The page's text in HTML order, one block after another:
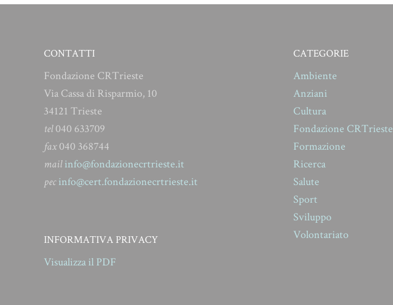
CONTATTI
Fondazione CRTrieste
Via Cassa di Risparmio, 10
34121 Trieste
tel040 633709
fax040 368744
mail info@fondazionecrtrieste.it
pec info@cert.fondazionecrtrieste.it
INFORMATIVA PRIVACY
Visualizza il PDF
CATEGORIE
Ambiente
Anziani
Cultura
Fondazione CRTrieste
Formazione
Ricerca
Salute
Sport
Sviluppo
Volontariato